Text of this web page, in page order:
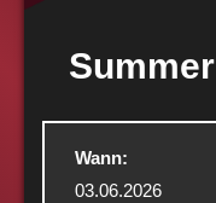
Wann:
03.06.2026